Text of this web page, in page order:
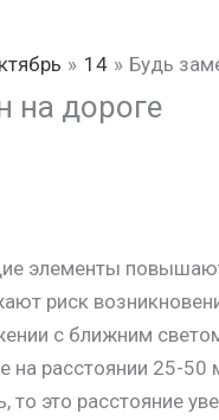
14 Будь
на дороге
элементы
риск
с ближним
на расстоянии 25-
то это расстояние